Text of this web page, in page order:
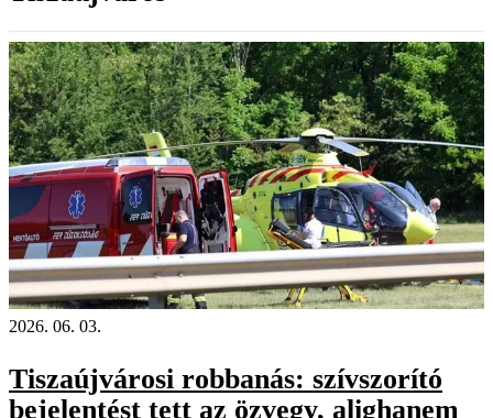
2026. 06. 03.
Tiszaújvárosi robbanás: szívszorító
bejelentést tett az özvegy, alighanem